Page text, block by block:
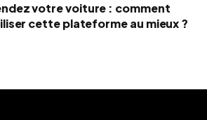
votre voiture : comment
cette plateforme au mieux ?